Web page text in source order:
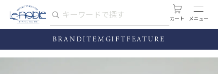
カート
BRANDITEM GIFTFEATURE